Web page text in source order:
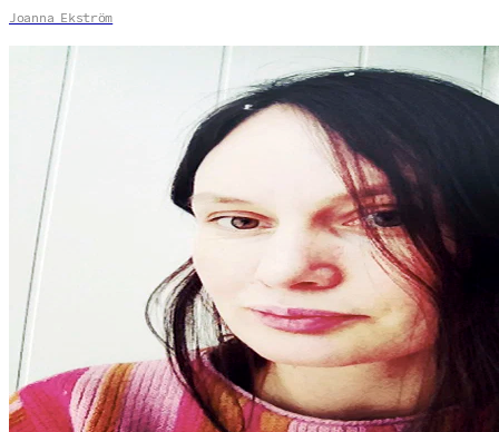
Joanna Ekström